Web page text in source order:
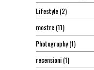
Lifestyle(2)
mostre(11)
Photography(1)
recensioni(1)